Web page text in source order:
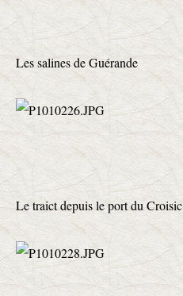
Les salines de Guérande
Le traict depuis le port du Croisic